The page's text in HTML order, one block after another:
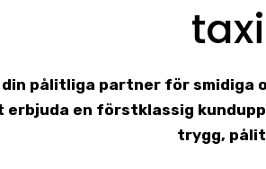
din pålitliga partner för
en förstklassig
trygg,